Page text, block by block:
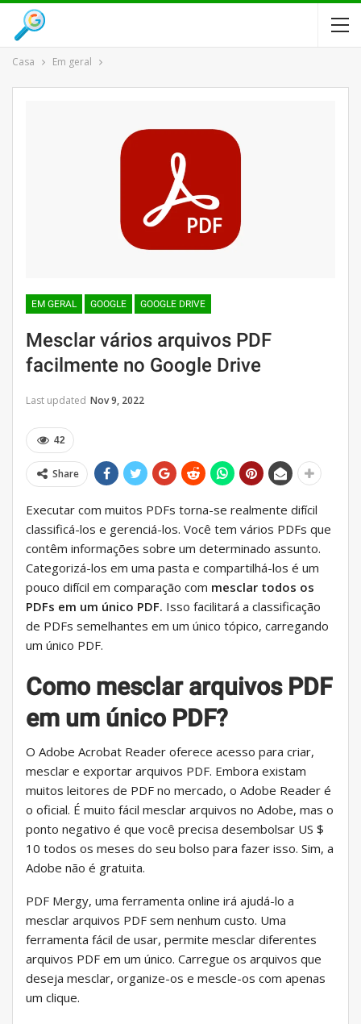
Casa Em geral
EM GERAL GOOGLE GOOGLE DRIVE
Mesclar vários arquivos PDF
facilmente no Google Drive
Last updated Nov 9, 2022
42
Share
Executar com muitos PDFs torna-se realmente difícil
classificá-los e gerenciá-los. Você tem vários PDFs que
contêm informações sobre um determinado assunto.
Categorizá-los em uma pasta e compartilhá-los é um
pouco difícil em comparação com mesclar todos os
PDFs em um único PDF. Isso facilitará a classificação
de PDFs semelhantes em um único tópico, carregando
um único PDF.
Como mesclar arquivos PDF
em um único PDF?
O Adobe Acrobat Reader oferece acesso para criar,
mesclar e exportar arquivos PDF. Embora existam
muitos leitores de PDF no mercado, o Adobe Reader é
o oficial. É muito fácil mesclar arquivos no Adobe, mas o
ponto negativo é que você precisa desembolsar US $
10 todos os meses do seu bolso para fazer isso. Sim, a
Adobe não é gratuita.
PDF Mergy, uma ferramenta online irá ajudá-lo a
mesclar arquivos PDF sem nenhum custo. Uma
ferramenta fácil de usar, permite mesclar diferentes
arquivos PDF em um único. Carregue os arquivos que
deseja mesclar, organize-os e mescle-os com apenas
um clique.